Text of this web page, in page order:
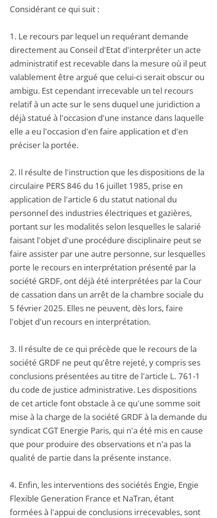
Considérant ce qui suit :
1. Le recours par lequel un requérant demande
directement au Conseil d'Etat d'interpréter un acte
administratif est recevable dans la mesure où il peut
valablement être argué que celui-ci serait obscur ou
ambigu. Est cependant irrecevable un tel recours
relatif à un acte sur le sens duquel une juridiction a
déjà statué à l'occasion d'une instance dans laquelle
elle a eu l'occasion d'en faire application et d'en
préciser la portée.
2. Il résulte de l'instruction que les dispositions de la
circulaire PERS 846 du 16 juillet 1985, prise en
application de l'article 6 du statut national du
personnel des industries électriques et gazières,
portant sur les modalités selon lesquelles le salarié
faisant l'objet d'une procédure disciplinaire peut se
faire assister par une autre personne, sur lesquelles
porte le recours en interprétation présenté par la
société GRDF, ont déjà été interprétées par la Cour
de cassation dans un arrêt de la chambre sociale du
5 février 2025. Elles ne peuvent, dès lors, faire
l'objet d'un recours en interprétation.
3. Il résulte de ce qui précède que le recours de la
société GRDF ne peut qu'être rejeté, y compris ses
conclusions présentées au titre de l'article L. 761-1
du code de justice administrative. Les dispositions
de cet article font obstacle à ce qu'une somme soit
mise à la charge de la société GRDF à la demande du
syndicat CGT Energie Paris, qui n'a été mis en cause
que pour produire des observations et n'a pas la
qualité de partie dans la présente instance.
4. Enfin, les interventions des sociétés Engie, Engie
Flexible Generation France et NaTran, étant
formées à l'appui de conclusions irrecevables, sont